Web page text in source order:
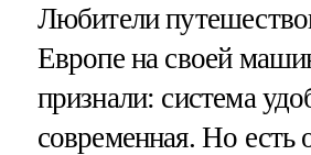
Любители
Европе на своей
признали: система
современная. Но есть